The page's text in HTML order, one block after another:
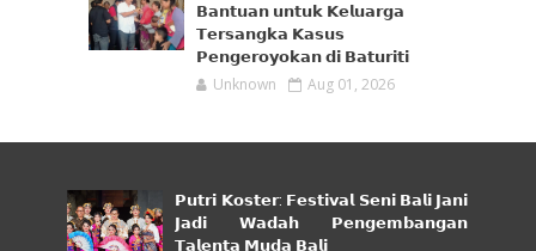
𝗕𝗮𝗻𝘁𝘂𝗮𝗻 𝘂𝗻𝘁𝘂𝗸 𝗞𝗲𝗹𝘂𝗮𝗿𝗴𝗮
𝗧𝗲𝗿𝘀𝗮𝗻𝗴𝗸𝗮 𝗞𝗮𝘀𝘂𝘀
𝗣𝗲𝗻𝗴𝗲𝗿𝗼𝘆𝗼𝗸𝗮𝗻 𝗱𝗶 𝗕𝗮𝘁𝘂𝗿𝗶𝘁𝗶
Unknown Aug 01, 2026
𝗣𝘂𝘁𝗿𝗶 𝗞𝗼𝘀𝘁𝗲𝗿: 𝗙𝗲𝘀𝘁𝗶𝘃𝗮𝗹 𝗦𝗲𝗻𝗶 𝗕𝗮𝗹𝗶 𝗝𝗮𝗻𝗶
𝗝𝗮𝗱𝗶 𝗪𝗮𝗱𝗮𝗵 𝗣𝗲𝗻𝗴𝗲𝗺𝗯𝗮𝗻𝗴𝗮𝗻
𝗧𝗮𝗹𝗲𝗻𝘁𝗮 𝗠𝘂𝗱𝗮 𝗕𝗮𝗹𝗶